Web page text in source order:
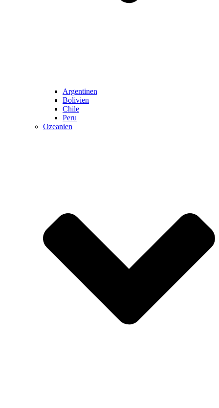
Argentinen
Bolivien
Chile
Peru
Ozeanien